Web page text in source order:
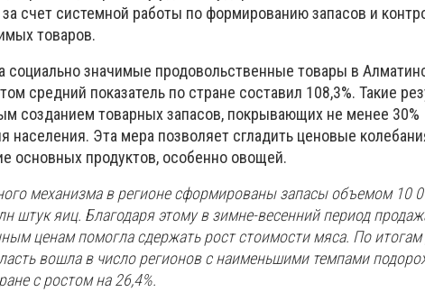
счет системной работы по формированию запасов и
товаров.
социально значимые продовольственные товары в
средний показатель по стране составил 108,3%. Такие
созданием товарных запасов, покрывающих не менее 30%
населения. Эта мера позволяет сгладить ценовые
основных продуктов, особенно овощей.
механизма в регионе сформированы запасы объемом 10
штук яиц. Благодаря этому в зимне-весенний период
ценам помогла сдержать рост стоимости мяса. По итогам
вошла в число регионов с наименьшими темпами
с ростом на 26,4%.